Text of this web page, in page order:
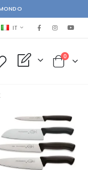
LINGUA
IT
My Quote Cart
0elementi